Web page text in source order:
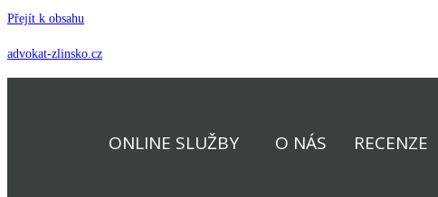
Přejít k obsahu
advokat-zlinsko.cz
ONLINE SLUŽBY O NÁS RECENZE